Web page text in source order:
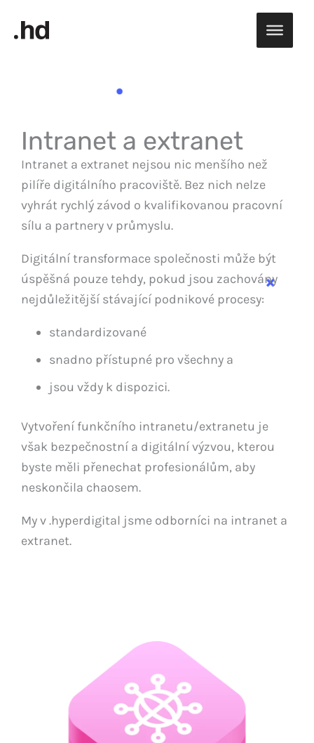
Intranet a extranet
Intranet a extranet nejsou nic menšího než
pilíře digitálního pracoviště. Bez nich nelze
vyhrát rychlý závod o kvalifikovanou pracovní
sílu a partnery v průmyslu.
Digitální transformace společnosti může být
úspěšná pouze tehdy, pokud jsou zachovány
nejdůležitější stávající podnikové procesy:
standardizované
snadno přístupné pro všechny a
jsou vždy k dispozici.
Vytvoření funkčního intranetu/extranetu je
však bezpečnostní a digitální výzvou, kterou
byste měli přenechat profesionálům, aby
neskončila chaosem.
My v .hyperdigital jsme odborníci na intranet a
extranet.